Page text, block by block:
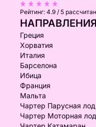
Рейтинг: 4.9 / 5
НАПРАВЛЕНИЯ
Греция
Хорватия
Италия
Барселона
Ибица
Франция
Мальта
Чартер Парусная
Чартер Моторная